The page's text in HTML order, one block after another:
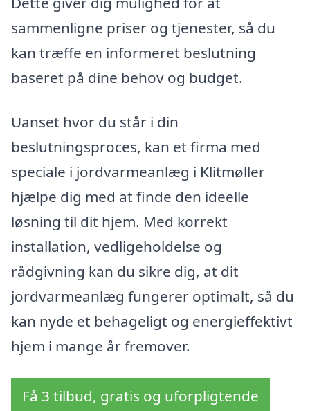
sammenligne priser og tjenester, så du
kan træffe en informeret beslutning
baseret på dine behov og budget.
Uanset hvor du står i din
beslutningsproces, kan et firma med
speciale i jordvarmeanlæg i Klitmøller
hjælpe dig med at finde den ideelle
løsning til dit hjem. Med korrekt
installation, vedligeholdelse og
rådgivning kan du sikre dig, at dit
jordvarmeanlæg fungerer optimalt, så du
kan nyde et behageligt og energieffektivt
hjem i mange år fremover.
Få 3 tilbud, gratis og uforpligtende